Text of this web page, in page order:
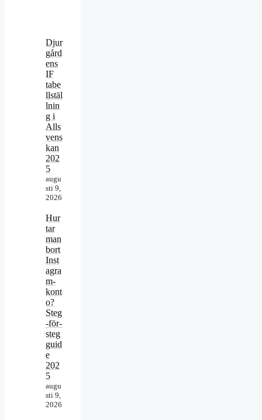
Djur
gård
ens
IF
tabe
llstäl
lnin
g i
Alls
vens
kan
202
5
augu
sti 9,
2026
Hur
tar
man
bort
Inst
agra
m-
kont
o?
Steg
-för-
steg
guid
e
202
5
augu
sti 9,
2026